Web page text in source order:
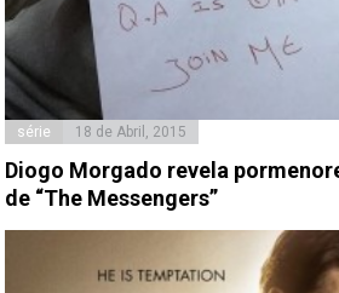
série 18 de Abril, 2015
Diogo Morgado revela
de “The Messengers”